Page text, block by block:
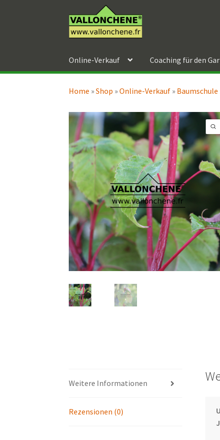
Navigation
springen
Inhalt
springen
Online-Verkauf Coaching für den
Home »Shop »Online-Verkauf » Baumschule
Weitere Informationen
Rezensionen (0)